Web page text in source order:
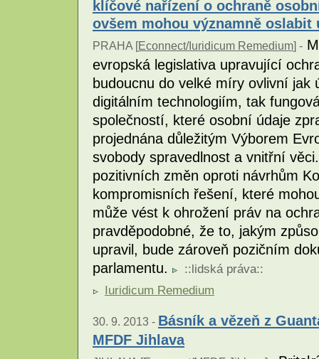
klíčové nařízení o ochraně
ovšem mohou významně
PRAHA [Econnect/Iuridicum Remedium] -
evropská legislativa upravující
budoucnu do velké míry ovlivní jak
digitálním technologiím, tak
společností, které osobní údaje
projednána důležitým Výborem
svobody spravedlnost a vnitřní
pozitivních změn oproti návrhům
kompromisních řešení, které
může vést k ohrožení práv na
pravděpodobné, že to, jakým
upravil, bude zároveň pozičním
parlamentu.
::lidská práva::
Iuridicum Remedium
30. 9. 2013 - Básník a vězeň z
MFDF Jihlava